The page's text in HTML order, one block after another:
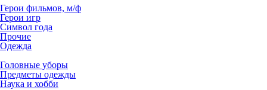
Герои фильмов, м/ф
Герои игр
Символ года
Прочие
Одежда
Головные уборы
Предметы одежды
Наука и хобби